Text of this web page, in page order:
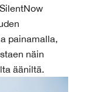
painamalla,
näin
ääniltä.